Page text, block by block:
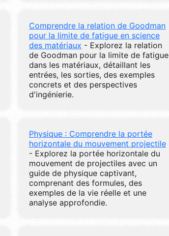
Comprendre la relation de Goodman
pour la limite de fatigue en science
des matériaux - Explorez la relation
de Goodman pour la limite de fatigue
dans les matériaux, détaillant les
entrées, les sorties, des exemples
concrets et des perspectives
d'ingénierie.
Physique : Comprendre la portée
horizontale du mouvement projectile
- Explorez la portée horizontale du
mouvement de projectiles avec un
guide de physique captivant,
comprenant des formules, des
exemples de la vie réelle et une
analyse approfondie.